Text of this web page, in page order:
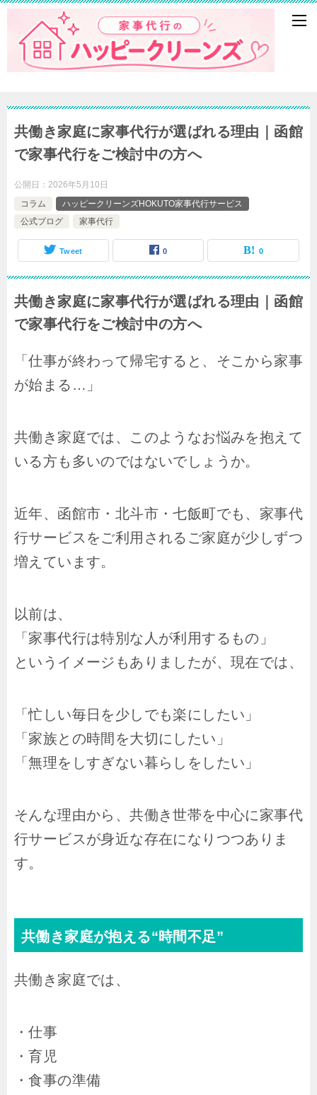
共働き家庭に家事代行が選ばれる理由｜函館
で家事代行をご検討中の方へ
公開日： 2026年5月10日
コラム
ハッピークリーンズHOKUTO家事代行サービス
公式ブログ
家事代行
Tweet 0 0
共働き家庭に家事代行が選ばれる理由｜函館
で家事代行をご検討中の方へ
「仕事が終わって帰宅すると、そこから家事
が始まる…」
共働き家庭では、このようなお悩みを抱えて
いる方も多いのではないでしょうか。
近年、函館市・北斗市・七飯町でも、家事代
行サービスをご利用されるご家庭が少しずつ
増えています。
以前は、
「家事代行は特別な人が利用するもの」
というイメージもありましたが、現在では、
「忙しい毎日を少しでも楽にしたい」
「家族との時間を大切にしたい」
「無理をしすぎない暮らしをしたい」
そんな理由から、共働き世帯を中心に家事代
行サービスが身近な存在になりつつありま
す。
共働き家庭が抱える“時間不足”
共働き家庭では、
・仕事
・育児
・食事の準備